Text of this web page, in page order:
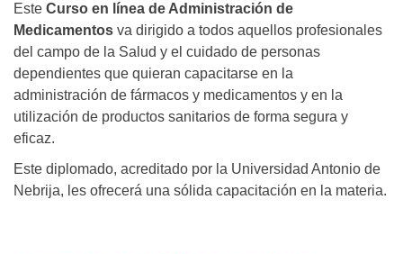
Este Curso en línea de Administración de
Medicamentos va dirigido a todos aquellos profesionales
del campo de la Salud y el cuidado de personas
dependientes que quieran capacitarse en la
administración de fármacos y medicamentos y en la
utilización de productos sanitarios de forma segura y
eficaz.
Este diplomado, acreditado por la Universidad Antonio de
Nebrija, les ofrecerá una sólida capacitación en la materia.